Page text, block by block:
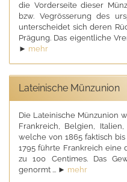
die Vorderseite dieser
bzw. Vegrösserung des
unterscheidet sich deren
Prägung. Das eigentliche
► mehr
Lateinische Münzunion
Die Lateinische Münzunion
Frankreich, Belgien,
welche von 1865 faktisch
1795 führte Frankreich eine
zu 100 Centimes. Das
genormt ... ► mehr